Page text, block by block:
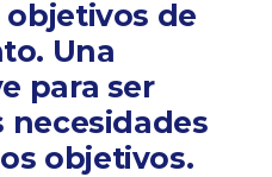
de
Una
para ser
necesidades
objetivos.